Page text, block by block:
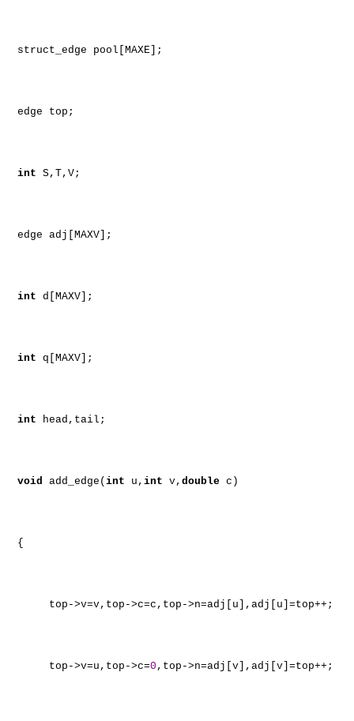
struct_edge pool[MAXE];
edge top;
int S,T,V;
edge adj[MAXV];
int d[MAXV];
int q[MAXV];
int head,tail;
void add_edge( int u, int v, double c)
{
top->v=v,top->c=c,top->n=adj[u],adj[u]=top++;
top->v=u,top->c=0 ,top->n=adj[v],adj[v]=top++;